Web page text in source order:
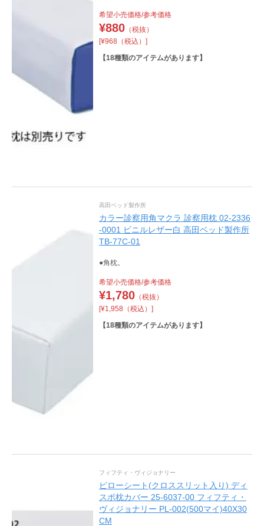
希望小売価格/参考価格
¥880（税抜）
[¥968（税込）]
【18種類のアイテムがあります】
高田ベッド製作所
カラー診察用角マクラ 診察用枕 02-2336
-0001 ビニルレザー白 高田ベッド製作所
TB-77C-01
●角枕。
希望小売価格/参考価格
¥1,780（税抜）
[¥1,958（税込）]
【18種類のアイテムがあります】
フィフティ・ヴィジョナリー
ピローシート(クロススリット入り) ディ
スポ枕カバー 25-6037-00 フィフティ・
ヴィジョナリー PL-002(500マイ)40X30
CM